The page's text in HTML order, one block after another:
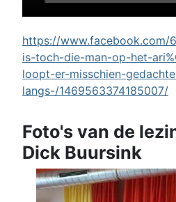
https://www.facebook.com/
is-toch-die-man-op-het-
loopt-er-misschien-
langs-/1469563374185007/
Foto's van de
Dick Buursink